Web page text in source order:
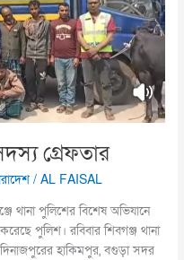
গ্রেফতার
/AL FAISAL
থানা পুলিশের বিশেষ অভিযানে
পুলিশ। রবিবার শিবগঞ্জ থানা
হাকিমপুর, বগুড়া সদর